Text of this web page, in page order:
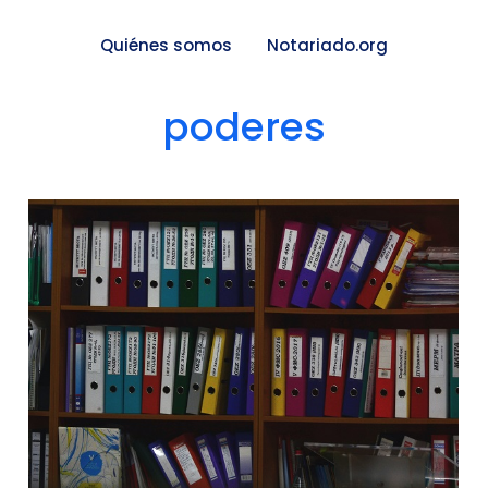
Quiénes somos Notariado.org
poderes